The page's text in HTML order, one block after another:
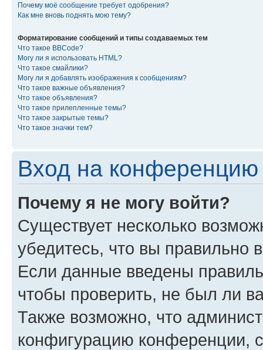
Почему моё сообщение требует одобрения?
Как мне вновь поднять мою тему?
Форматирование сообщений и типы создаваемых тем
Что такое BBCode?
Могу ли я использовать HTML?
Что такое смайлики?
Могу ли я добавлять изображения к сообщениям?
Что такое важные объявления?
Что такое объявления?
Что такое прилепленные темы?
Что такое закрытые темы?
Что такое значки тем?
Вход на конференцию
Почему я не могу войти?
Существует несколько
убедитесь, что вы правильно
Если данные введены
чтобы проверить, не был ли
Также возможно, что
конфигурацию конференции,